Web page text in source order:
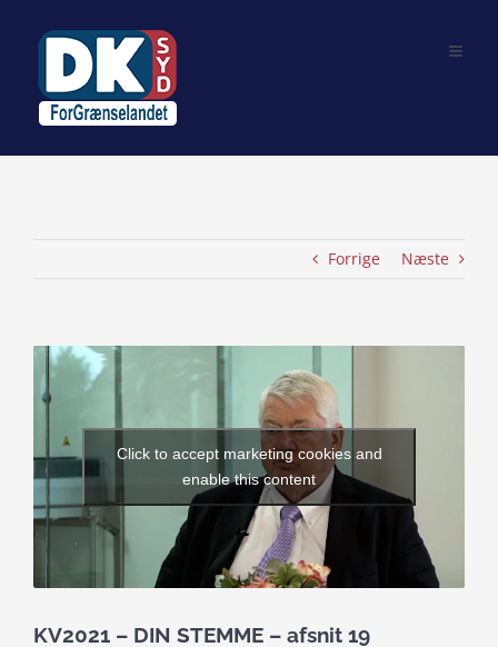
Forrige Næste
View
Larger
Click to accept marketing cookies and
enable this content
KV2021 – DIN STEMME – afsnit 19